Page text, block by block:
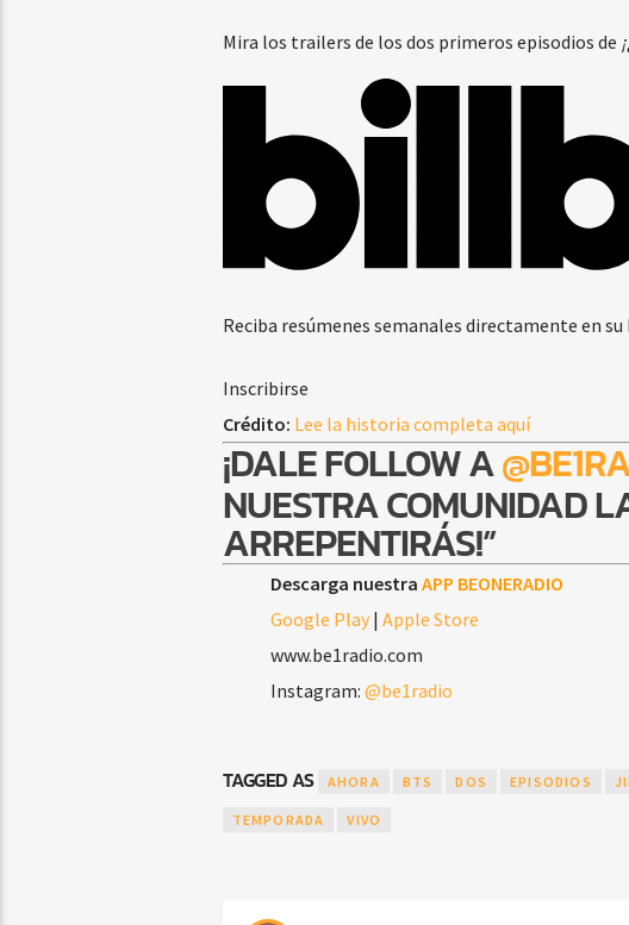
Mira los trailers de los dos primeros episodios de
Reciba resúmenes semanales directamente en su
Inscribirse
Crédito: Lee la historia completa aquí
¡DALE FOLLOW A
NUESTRA COMUNIDAD
ARREPENTIRÁS!”
Descarga nuestra APP BEONERADIO
Google Play| Apple Store
www.be1radio.com
Instagram: @be1radio
TAGGED AS AHORA BTS DOS EPISODIOS
TEMPORADA VIVO